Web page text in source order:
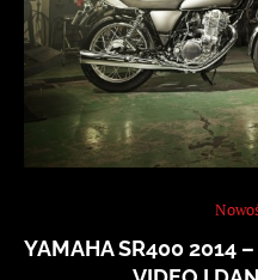
YAMAHA SR400 2014